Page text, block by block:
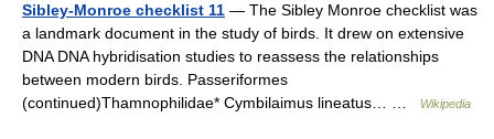
Sibley-Monroe checklist 11 — The Sibley Monroe checklist was
a landmark document in the study of birds. It drew on extensive
DNA DNA hybridisation studies to reassess the relationships
between modern birds. Passeriformes
(continued)Thamnophilidae* Cymbilaimus lineatus… …
Wikipedia